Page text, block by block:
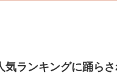
気ランキングに踊ら